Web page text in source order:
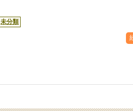
未分類